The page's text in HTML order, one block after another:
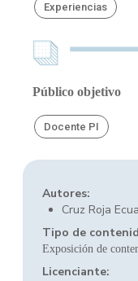
Experiencias
Público objetivo
Docente PI
Autores:
Cruz Roja
Tipo de
Exposición de
Licenciante: